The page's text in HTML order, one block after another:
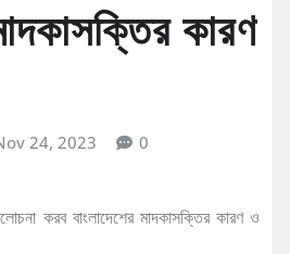
কারণ
24, 2023 0
করব বাংলাদেশের মাদকাসক্তির কারণ ও